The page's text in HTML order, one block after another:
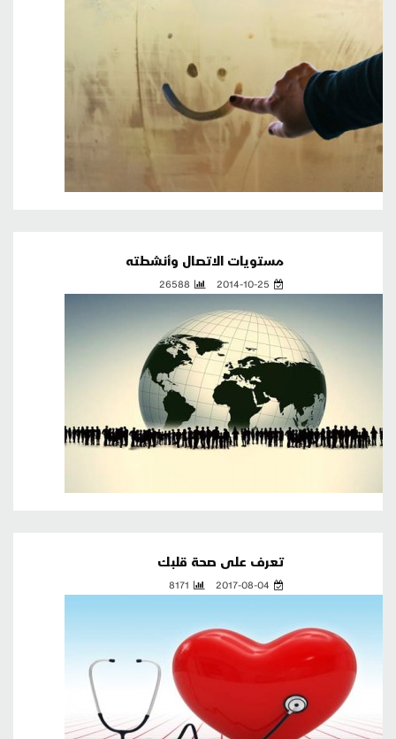
مستويات الاتصال وأنشطته
2014-10-25
26588
تعرف على صحة قلبك
2017-08-04
8171